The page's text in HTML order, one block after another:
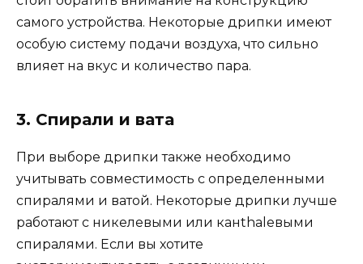
самого устройства. Некоторые дрипки имеют
особую систему подачи воздуха, что сильно
влияет на вкус и количество пара.
3. Спирали и вата
При выборе дрипки также необходимо
учитывать совместимость с определенными
спиралями и ватой. Некоторые дрипки лучше
работают с никелевыми или канthalевыми
спиралями. Если вы хотите